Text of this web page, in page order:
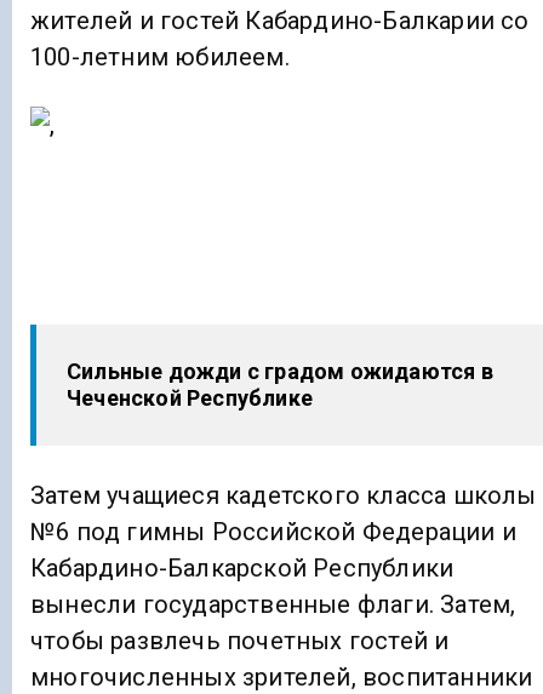
жителей и гостей Кабардино-Балкарии со
100-летним юбилеем.
Сильные дожди с градом ожидаются в
Чеченской Республике
Затем учащиеся кадетского класса школы
№6 под гимны Российской Федерации и
Кабардино-Балкарской Республики
вынесли государственные флаги. Затем,
чтобы развлечь почетных гостей и
многочисленных зрителей, воспитанники